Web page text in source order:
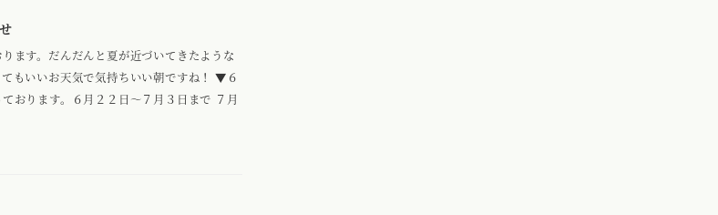
ます。だんだんと夏が近づいてきたような
もいいお天気で気持ちいい朝ですね！ ▼６
おります。６月２２日～７月３日まで ７月